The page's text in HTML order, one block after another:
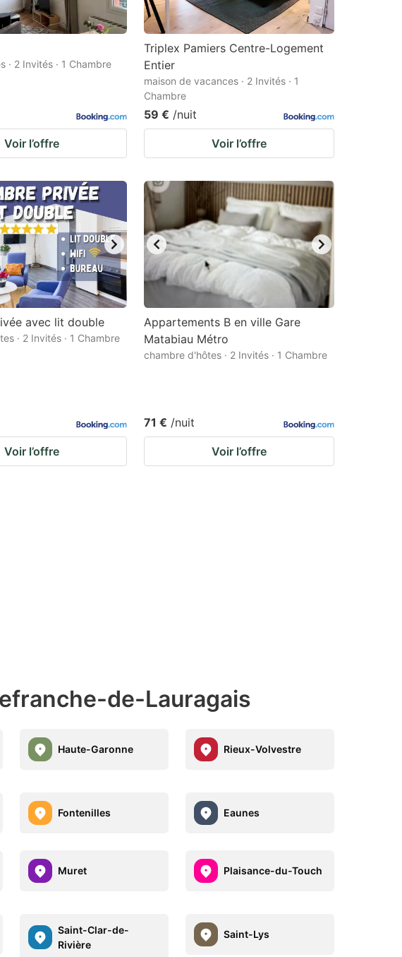
· 2 Invités · 1 Chambre
Voir l’offre
Triplex Pamiers Centre-Logement
Entier
maison de vacances · 2 Invités · 1
Chambre
59 € /nuit
Voir l’offre
avec lit double
· 2 Invités · 1 Chambre
Voir l’offre
Appartements B en ville Gare
Matabiau Métro
chambre d'hôtes · 2 Invités · 1 Chambre
71 € /nuit
Voir l’offre
de-Lauragais
Haute-Garonne Rieux-Volvestre
Fontenilles Eaunes
Muret Plaisance-du-Touch
Saint-Clar-de-
Rivière
Saint-Lys